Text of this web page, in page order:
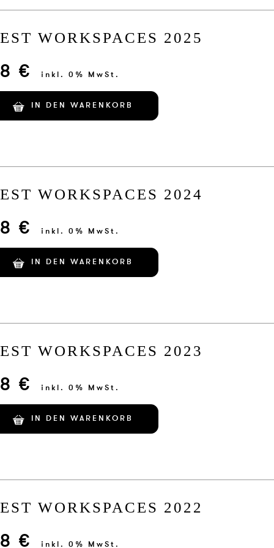
WORKSPACES 2025
€ inkl. 0% MwSt.
IN DEN WARENKORB
WORKSPACES 2024
€ inkl. 0% MwSt.
IN DEN WARENKORB
WORKSPACES 2023
€ inkl. 0% MwSt.
IN DEN WARENKORB
WORKSPACES 2022
€ inkl. 0% MwSt.